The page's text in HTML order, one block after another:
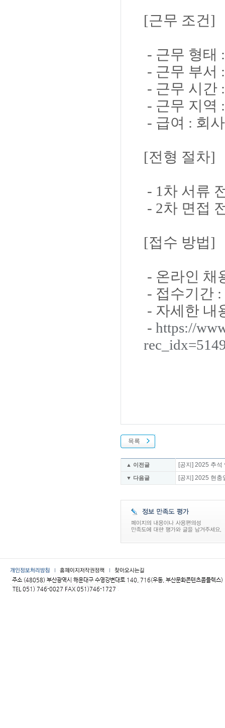
[근무 조건]
- 근무 형태
- 근무 부서
- 근무 시간
- 근무 지역
- 급여 : 회
[전형 절차]
- 1차 서류
- 2차 면접
[접수 방법]
- 온라인 채
- 접수기간 :
- 자세한 내
- https://
목록
▲ 이전글 [공지] 2025 추석
▼ 다음글 [공지] 2025 현충